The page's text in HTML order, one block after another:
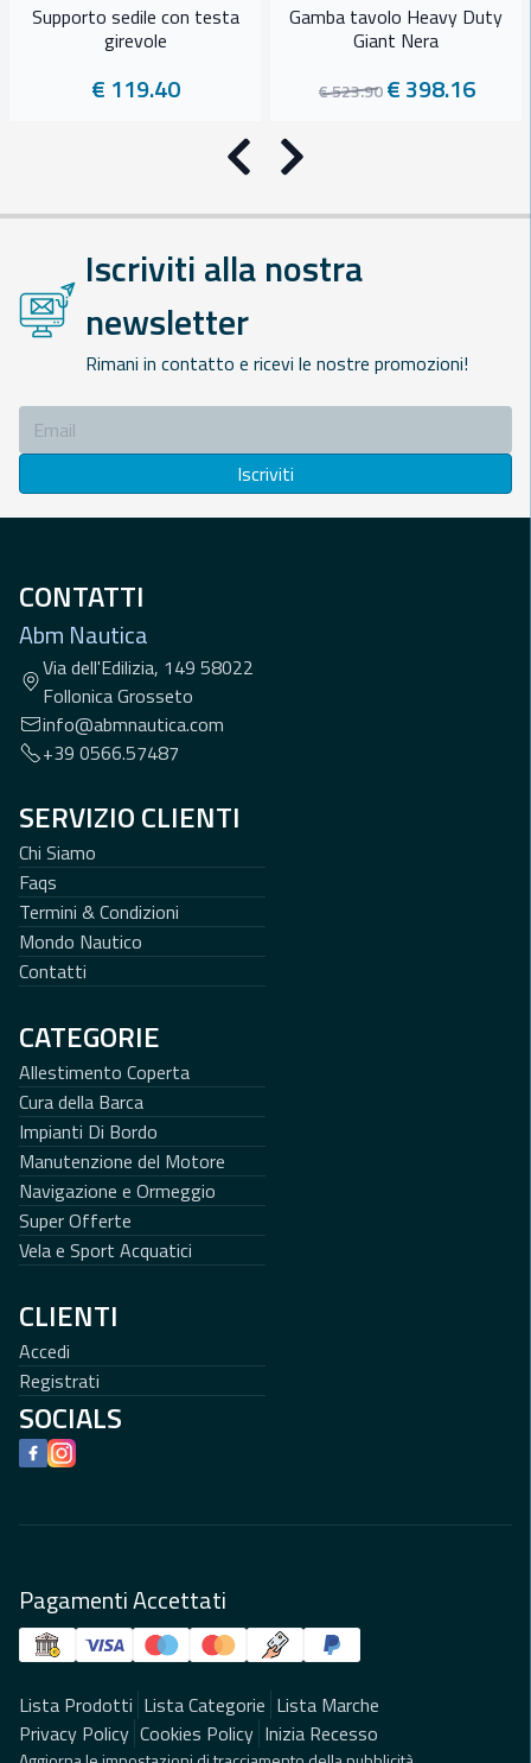
Supporto sedile con testa
girevole
€ 119.40
Gamba tavolo Heavy Duty
Giant Nera
€ 523.90 € 398.16
Precedente
Successivo
Iscriviti alla nostra
newsletter
Rimani in contatto e ricevi le nostre promozioni!
Iscriviti
CONTATTI
Abm Nautica
Via dell'Edilizia, 149 58022
Follonica Grosseto
info@abmnautica.com
+39 0566.57487
SERVIZIO CLIENTI
Chi Siamo
Faqs
Termini & Condizioni
Mondo Nautico
Contatti
CATEGORIE
Allestimento Coperta
Cura della Barca
Impianti Di Bordo
Manutenzione del Motore
Navigazione e Ormeggio
Super Offerte
Vela e Sport Acquatici
CLIENTI
Accedi
Registrati
SOCIALS
Facebook
Instagram
Pagamenti Accettati
Lista Prodotti Lista Categorie Lista Marche
Privacy Policy Cookies Policy Inizia Recesso